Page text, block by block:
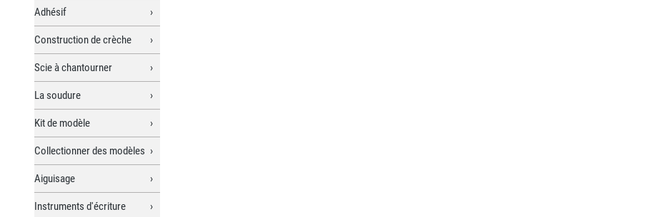
Adhésif
Construction de crèche
Scie à chantourner
La soudure
Kit de modèle
Collectionner des modèles
Aiguisage
Instruments d'écriture